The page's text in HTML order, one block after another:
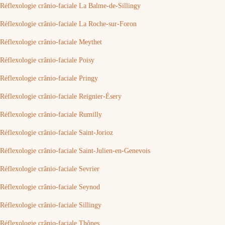
Réflexologie crânio-faciale La Balme-de-Sillingy
Réflexologie crânio-faciale La Roche-sur-Foron
Réflexologie crânio-faciale Meythet
Réflexologie crânio-faciale Poisy
Réflexologie crânio-faciale Pringy
Réflexologie crânio-faciale Reignier-Ésery
Réflexologie crânio-faciale Rumilly
Réflexologie crânio-faciale Saint-Jorioz
Réflexologie crânio-faciale Saint-Julien-en-Genevois
Réflexologie crânio-faciale Sevrier
Réflexologie crânio-faciale Seynod
Réflexologie crânio-faciale Sillingy
Réflexologie crânio-faciale Thônes